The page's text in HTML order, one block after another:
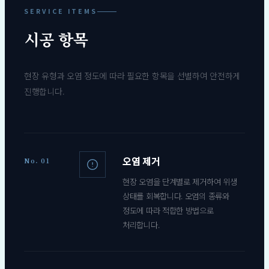
SERVICE ITEMS
시공 항목
현장 유형과 오염 정도에 따라 필요한 항목을 선별하여 안전하게
진행합니다.
No. 01 오염 제거
현장 오염을 단계별로 제거하여 위생
상태를 회복합니다. 오염의 종류와
정도에 따라 적합한 방법으로
처리합니다.